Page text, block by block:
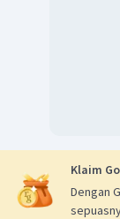
Klaim
Dengan